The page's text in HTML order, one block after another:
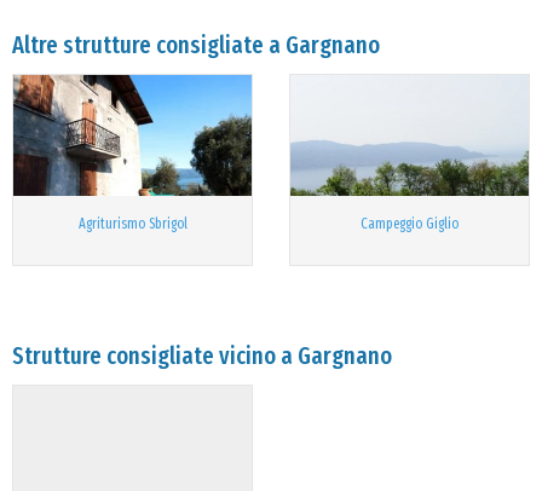
Altre strutture consigliate a Gargnano
Agriturismo Sbrigol Campeggio Giglio
Strutture consigliate vicino a Gargnano